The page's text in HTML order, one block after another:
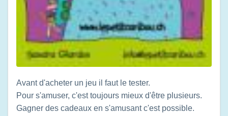
Avant d'acheter un jeu il faut le tester.
Pour s'amuser, c'est toujours mieux d'être plusieurs.
Gagner des cadeaux en s'amusant c'est possible.